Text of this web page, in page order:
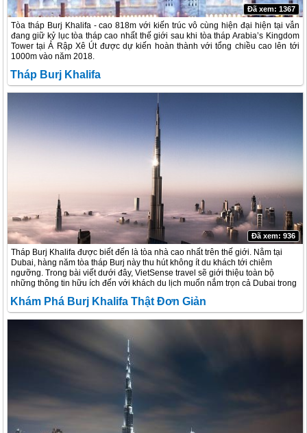
Tòa tháp Burj Khalifa - cao 818m với kiến trúc vô cùng hiện đại hiện tại vẫn
đang giữ kỷ lục tòa tháp cao nhất thế giới sau khi tòa tháp Arabia’s Kingdom
Tower tại Ả Rập Xê Út được dự kiến hoàn thành với tổng chiều cao lên tới
1000m vào năm 2018.
Đã xem: 1367
Tháp Burj Khalifa
Tháp Burj Khalifa được biết đến là tòa nhà cao nhất trên thế giới. Nằm tại
Dubai, hàng năm tòa tháp Burj này thu hút không ít du khách tới chiêm
ngưỡng. Trong bài viết dưới đây, VietSense travel sẽ giới thiệu toàn bộ
những thông tin hữu ích đến với khách du lịch muốn nắm trọn cả Dubai trong
Đã xem: 936
Khám Phá Burj Khalifa Thật Đơn Giản